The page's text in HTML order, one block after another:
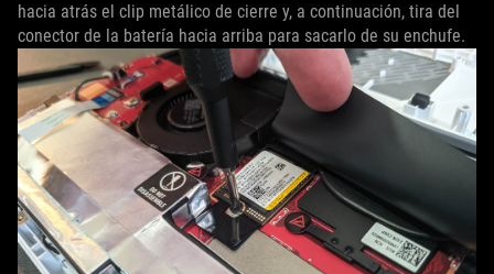
hacia atrás el clip metálico de cierre y, a continuación, tira del
conector de la batería hacia arriba para sacarlo de su enchufe.